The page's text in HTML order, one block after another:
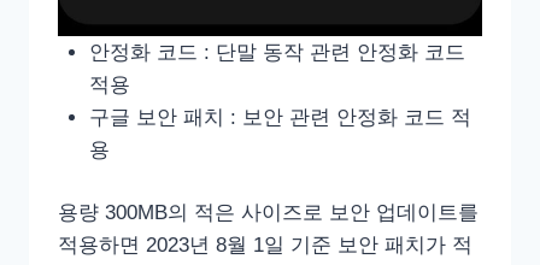
안정화 코드 : 단말 동작 관련 안정화 코드
적용
구글 보안 패치 : 보안 관련 안정화 코드 적
용
용량 300MB의 적은 사이즈로 보안 업데이트를
적용하면 2023년 8월 1일 기준 보안 패치가 적